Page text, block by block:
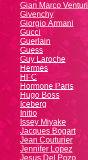
Gian Marco Venturi
Givenchy
Giоrgio Аrmаni
Gucci
Guerlain
Guess
Guy Laroche
Hermes
HFC
Hormone Paris
Hugo Boss
Iceberg
Initio
Issey Miyake
Jacques Bogart
Jean Couturier
Jennifer Lopez
Jesus Del Pozo